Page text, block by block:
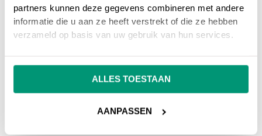
partners kunnen deze gegevens combineren met andere
informatie die u aan ze heeft verstrekt of die ze hebben
verzameld op basis van uw gebruik van hun services.
ALLES TOESTAAN
AANPASSEN
Wil je meer weten over online marketing om je
website beter vindbaar te maken?
zoekmachine optimalisatie en SEA
zoekmachine adverteren.
NEEM CONTACT OP